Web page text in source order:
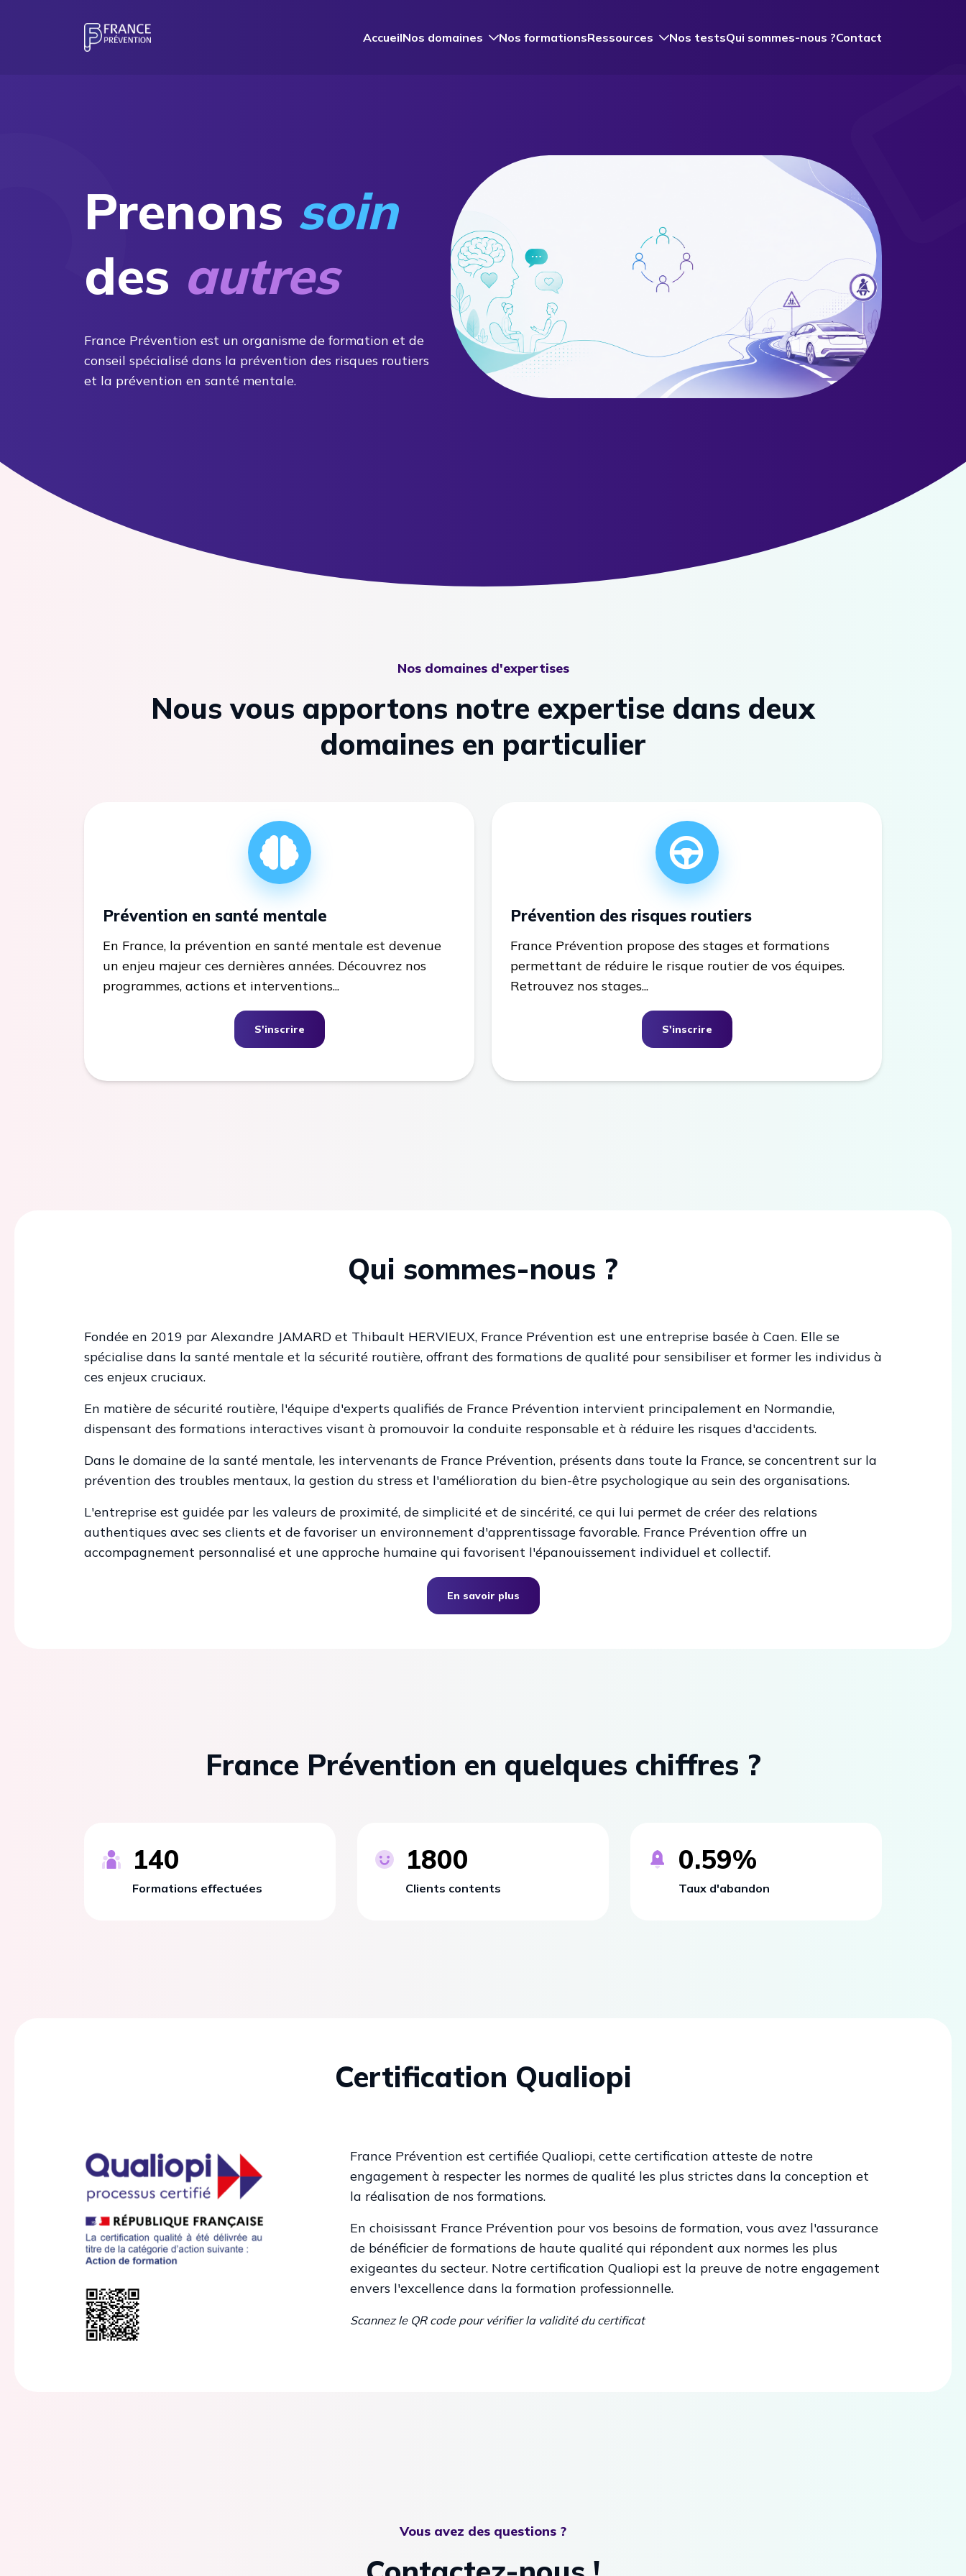
AccueilNos domaines Nos formationsRessources Nos testsQui sommes-nous ?Contact
Prenons soin
des autres
France Prévention est un organisme de formation et de
conseil spécialisé dans la prévention des risques routiers
et la prévention en santé mentale.
Nos domaines d'expertises
Nous vous apportons notre expertise dans deux
domaines en particulier
Prévention en santé mentale
En France, la prévention en santé mentale est devenue
un enjeu majeur ces dernières années. Découvrez nos
programmes, actions et interventions...
S'inscrire
Prévention des risques routiers
France Prévention propose des stages et formations
permettant de réduire le risque routier de vos équipes.
Retrouvez nos stages...
S'inscrire
Qui sommes-nous ?
Fondée en 2019 par Alexandre JAMARD et Thibault HERVIEUX, France Prévention est une entreprise basée à Caen. Elle se
spécialise dans la santé mentale et la sécurité routière, offrant des formations de qualité pour sensibiliser et former les individus à
ces enjeux cruciaux.
En matière de sécurité routière, l'équipe d'experts qualifiés de France Prévention intervient principalement en Normandie,
dispensant des formations interactives visant à promouvoir la conduite responsable et à réduire les risques d'accidents.
Dans le domaine de la santé mentale, les intervenants de France Prévention, présents dans toute la France, se concentrent sur la
prévention des troubles mentaux, la gestion du stress et l'amélioration du bien-être psychologique au sein des organisations.
L'entreprise est guidée par les valeurs de proximité, de simplicité et de sincérité, ce qui lui permet de créer des relations
authentiques avec ses clients et de favoriser un environnement d'apprentissage favorable. France Prévention offre un
accompagnement personnalisé et une approche humaine qui favorisent l'épanouissement individuel et collectif.
En savoir plus
France Prévention en quelques chiffres ?
140
Formations effectuées
1800
Clients contents
0.59%
Taux d'abandon
Certification Qualiopi
France Prévention est certifiée Qualiopi, cette certification atteste de notre
engagement à respecter les normes de qualité les plus strictes dans la conception et
la réalisation de nos formations.
En choisissant France Prévention pour vos besoins de formation, vous avez l'assurance
de bénéficier de formations de haute qualité qui répondent aux normes les plus
exigeantes du secteur. Notre certification Qualiopi est la preuve de notre engagement
envers l'excellence dans la formation professionnelle.
Scannez le QR code pour vérifier la validité du certificat
Vous avez des questions ?